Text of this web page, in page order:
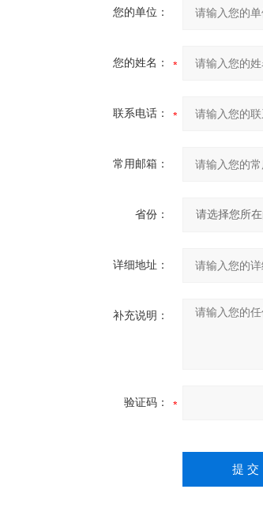
您的单位：
您的姓名：
联系电话：
常用邮箱：
省份：
详细地址：
补充说明：
验证码：